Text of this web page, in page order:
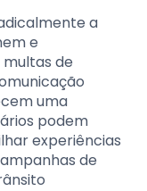
a
e
de
uma
podem
experiências
de